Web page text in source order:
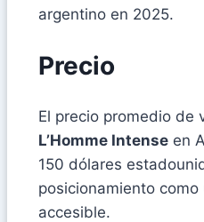
argentino en 2025.
Precio
El precio promedio de
L’Homme Intense en
150 dólares
posicionamiento
accesible.